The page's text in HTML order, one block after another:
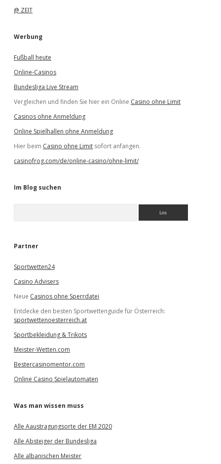
@ ZEIT
Werbung
Fußball heute
Online-Casinos
Bundesliga Live Stream
Vergleichen und finden Sie hier ein Online Casino ohne Limit
Casinos ohne Anmeldung
Online Spielhallen ohne Anmeldung
Hier beim Casino ohne Limit sofort anfangen.
casinofrog.com/de/online-casino/ohne-limit/
Im Blog suchen
e
Partner
Sportwetten24
Casino Advisers
Neue Casinos ohne Sperrdatei
Entdecke den besten Sportwettenguide für Österreich:
sportwettenoesterreich.at
Sportbekleidung & Trikots
Meister-Wetten.com
Bestercasinomentor.com
Online Casino Spielautomaten
Was man wissen muss
Alle Aaustragungsorte der EM 2020
Alle Absteiger der Bundesliga
Alle albanischen Meister